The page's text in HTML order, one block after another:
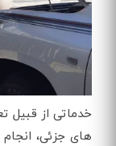
خدماتی از قبیل
های جزئی،